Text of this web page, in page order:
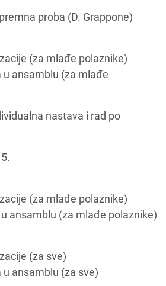
proba (D. Grappone)
(za mlađe polaznike)
ansamblu (za mlađe
nastava i rad po
(za mlađe polaznike)
ansamblu (za mlađe polaznike)
(za sve)
ansamblu (za sve)